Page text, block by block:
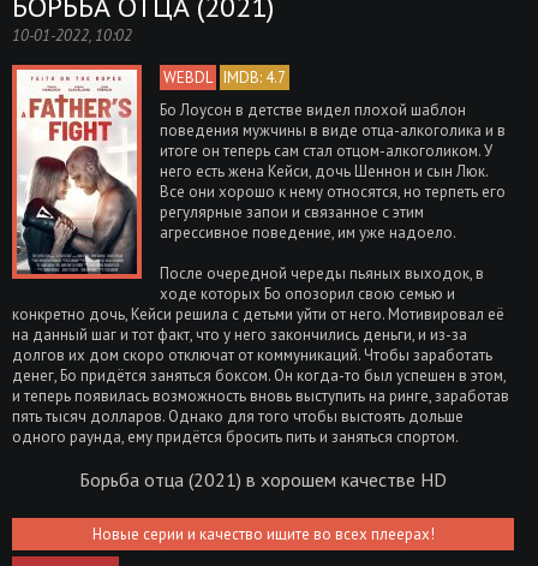
10-01-2022, 10:02
WEBDL IMDB: 4.7
Бо Лоусон в детстве видел плохой шаблон
поведения мужчины в виде отца-алкоголика и в
итоге он теперь сам стал отцом-алкоголиком. У
него есть жена Кейси, дочь Шеннон и сын Люк.
Все они хорошо к нему относятся, но терпеть его
регулярные запои и связанное с этим
агрессивное поведение, им уже надоело.
После очередной череды пьяных выходок, в
ходе которых Бо опозорил свою семью и
конкретно дочь, Кейси решила с детьми уйти от него. Мотивировал её
на данный шаг и тот факт, что у него закончились деньги, и из-за
долгов их дом скоро отключат от коммуникаций. Чтобы заработать
денег, Бо придётся заняться боксом. Он когда-то был успешен в этом,
и теперь появилась возможность вновь выступить на ринге, заработав
пять тысяч долларов. Однако для того чтобы выстоять дольше
одного раунда, ему придётся бросить пить и заняться спортом.
Борьба отца (2021) в хорошем качестве HD
Новые серии и качество ищите во всех плеерах!